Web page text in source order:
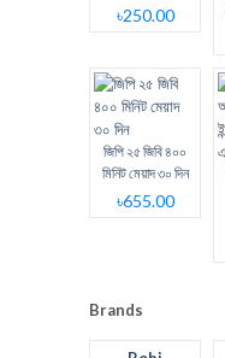
৳250.00
জিপি ২৫ জিবি ৪০০
মিনিট মেয়াদ ৩০ দিন
৳655.00
Brands